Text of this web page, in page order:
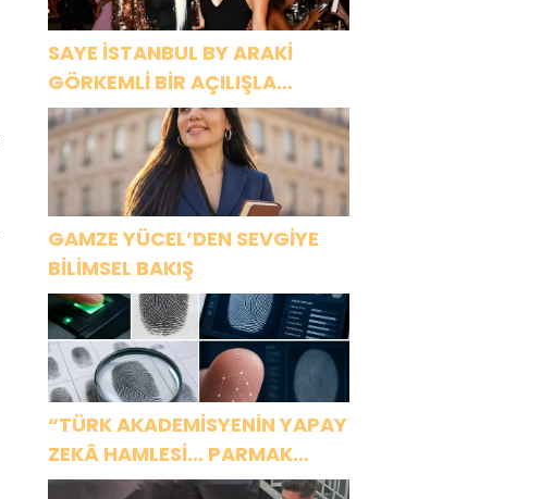
SAYE İSTANBUL BY ARAKİ
GÖRKEMLİ BİR AÇILIŞLA
KAPILARINI AÇTI!
GAMZE YÜCEL’DEN SEVGİYE
BİLİMSEL BAKIŞ
“TÜRK AKADEMİSYENİN YAPAY
ZEKÂ HAMLESİ… PARMAK
İZİNDEN KİŞİYE ÖZEL ANALİZ”